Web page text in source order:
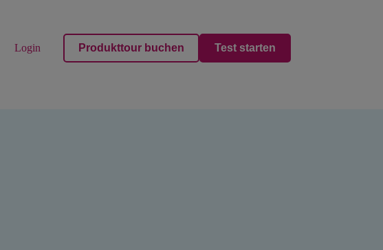
Login Produkttour buchen Test starten